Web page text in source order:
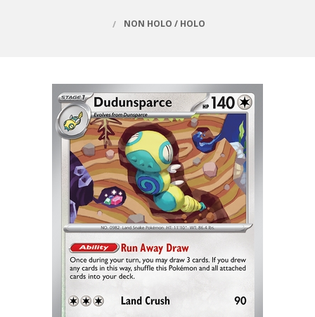
NON HOLO / HOLO